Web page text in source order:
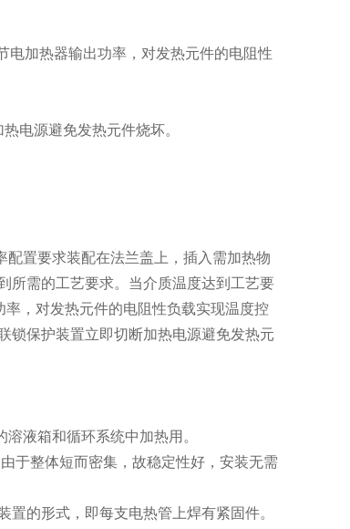
电加热器输出功率，对发热元件的电阻性
电源避免发热元件烧坏。
置要求装配在法兰盖上，插入需加热物
所需的工艺要求。当介质温度达到工艺要
，对发热元件的电阻性负载实现温度控
锁保护装置立即切断加热电源避免发热元
液箱和循环系统中加热用。
于整体短而密集，故稳定性好，安装无需
的形式，即每支电热管上焊有紧固件。